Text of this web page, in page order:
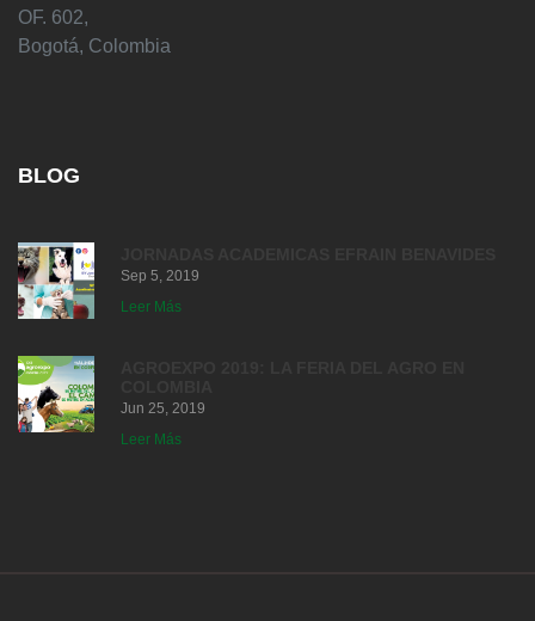
OF. 602,
Bogotá, Colombia
BLOG
Sep 5, 2019
Leer Más
Jun 25, 2019
Leer Más